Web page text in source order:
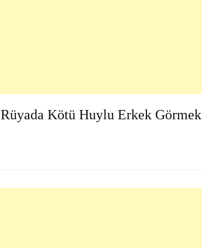
Rüyada Kötü Huylu Erkek Görmek